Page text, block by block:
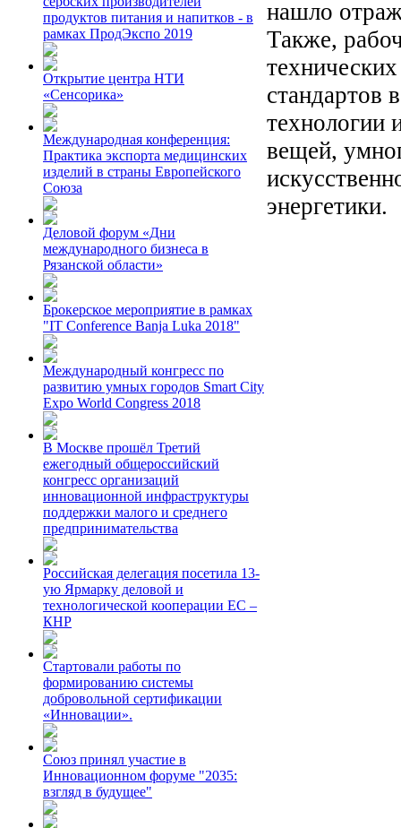
продуктов питания и напитков - в
рамках ПродЭкспо 2019
Открытие центра НТИ
«Сенсорика»
Международная конференция:
Практика экспорта медицинских
изделий в страны Европейского
Союза
Деловой форум «Дни
международного бизнеса в
Рязанской области»
Брокерское мероприятие в рамках
"IT Conference Banja Luka 2018"
Международный конгресс по
развитию умных городов Smart City
Expo World Congress 2018
В Москве прошёл Третий
ежегодный общероссийский
конгресс организаций
инновационной инфраструктуры
поддержки малого и среднего
предпринимательства
Российская делегация посетила 13-
ую Ярмарку деловой и
технологической кооперации ЕС –
КНР
Стартовали работы по
формированию системы
добровольной сертификации
«Инновации».
Союз принял участие в
Инновационном форуме "2035:
взгляд в будущее"
нашло
Также,
стандартов
технологии
вещей,
энергетики.